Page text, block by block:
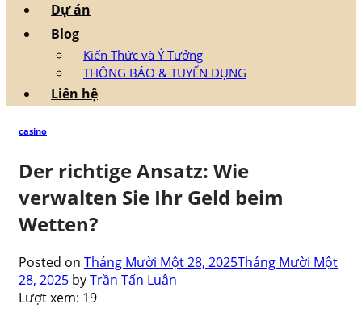
Dự án
Blog
Kiến Thức và Ý Tưởng
THÔNG BÁO & TUYỂN DỤNG
Liên hệ
casino
Der richtige Ansatz: Wie
verwalten Sie Ihr Geld beim
Wetten?
Posted on Tháng Mười Một 28, 2025Tháng Mười Một
28, 2025 byTrần Tấn Luân
Lượt xem: 19